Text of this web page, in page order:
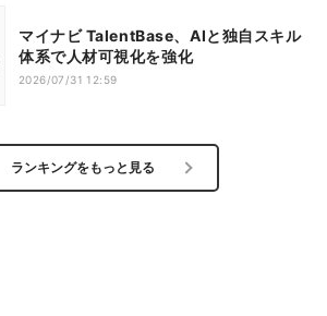
マイナビ TalentBase、AIと独自スキル
体系で人材可視化を強化
2026/07/31 12:59
ランキングをもっと見る